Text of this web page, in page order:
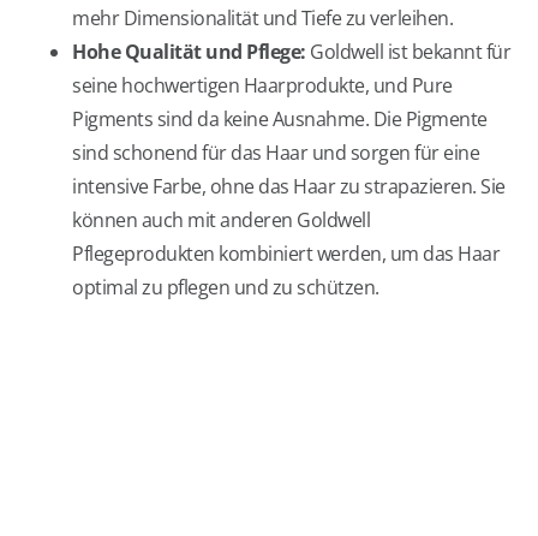
mehr Dimensionalität und Tiefe zu verleihen.
Hohe Qualität und Pflege: Goldwell ist bekannt für
seine hochwertigen Haarprodukte, und Pure
Pigments sind da keine Ausnahme. Die Pigmente
sind schonend für das Haar und sorgen für eine
intensive Farbe, ohne das Haar zu strapazieren. Sie
können auch mit anderen Goldwell
Pflegeprodukten kombiniert werden, um das Haar
optimal zu pflegen und zu schützen.